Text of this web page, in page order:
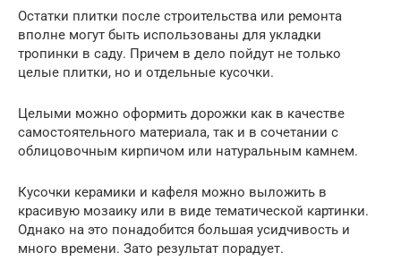
Остатки плитки после строительства или ремонта
вполне могут быть использованы для укладки
тропинки в саду. Причем в дело пойдут не только
целые плитки, но и отдельные кусочки.
Целыми можно оформить дорожки как в качестве
самостоятельного материала, так и в сочетании с
облицовочным кирпичом или натуральным камнем.
Кусочки керамики и кафеля можно выложить в
красивую мозаику или в виде тематической картинки.
Однако на это понадобится большая усидчивость и
много времени. Зато результат порадует.